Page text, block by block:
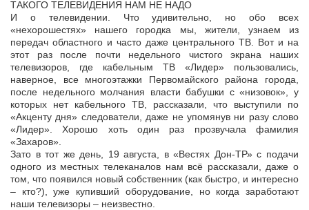
ТАКОГО ТЕЛЕВИДЕНИЯ НАМ НЕ НАДО
И о телевидении. Что удивительно, но обо всех
«нехорошестях» нашего городка мы, жители, узнаем из
передач областного и часто даже центрального ТВ. Вот и на
этот раз после почти недельного чистого экрана наших
телевизоров, где кабельным ТВ «Лидер» пользовались,
наверное, все многоэтажки Первомайского района города,
после недельного молчания власти бабушки с «низовок», у
которых нет кабельного ТВ, рассказали, что выступили по
«Акценту дня» следователи, даже не упомянув ни разу слово
«Лидер». Хорошо хоть один раз прозвучала фамилия
«Захаров».
Зато в тот же день, 19 августа, в «Вестях Дон-ТР» с подачи
одного из местных телеканалов нам всё рассказали, даже о
том, что появился новый собственник (как быстро, и интересно
– кто?), уже купивший оборудование, но когда заработают
наши телевизоры – неизвестно.